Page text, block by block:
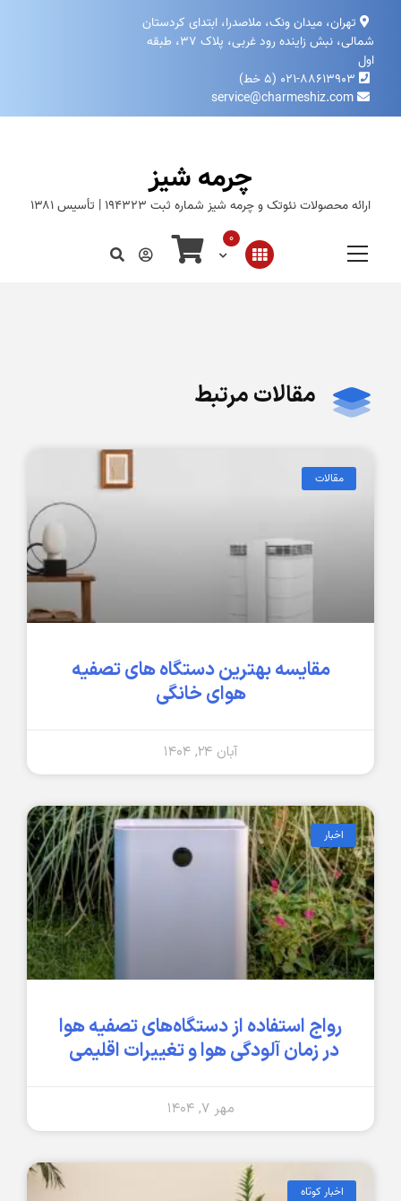
تهران، میدان ونک، ملاصدرا، ابتدای کردستان
شمالی، نبش زاینده‌ رود غربی، پلاک ۳۷، طبقه
اول
۰۲۱-۸۸۶۱۳۹۰۳ (۵ خط)
service@charmeshiz.com
چرمه شیز
ارائه محصولات نئوتک و چرمه شیز شماره ثبت ۱۹۴۳۲۳ | تأسیس ۱۳۸۱
0
مقالات مرتبط
مقالات
مقایسه بهترین دستگاه های تصفیه
هوای خانگی
آبان ۲۴, ۱۴۰۴
اخبار
رواج استفاده از دستگاه‌های تصفیه هوا
در زمان آلودگی هوا و تغییرات اقلیمی
مهر ۷, ۱۴۰۴
اخبار کوتاه